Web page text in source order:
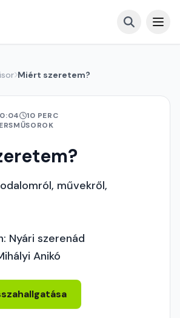
Miért szeretem?
10 PERC
művekről,
Nyári szerenád
Anikó